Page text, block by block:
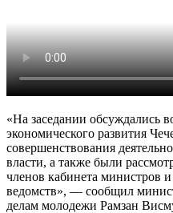
«На заседании обсуждались
экономического развития
совершенствования
власти, а также были
членов кабинета министров
ведомств», — сообщил
делам молодежи Рамзан